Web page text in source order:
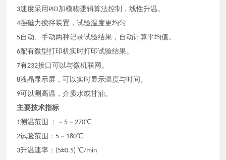
3速度采用PID加模糊逻辑算法控制，线性升温。
4强磁力搅拌装置，试验温度更均匀
5自动、手动两种记录试验结果，自动计算平均值。
6配有微型打印机实时打印试验结果。
7有232接口可以与微机联网。
8液晶显示屏，可以实时显示温度与时间。
9可以测高温，介质水或甘油。
主要技术指标
1测温范围 ：－5－270℃
2试验范围：5－180℃
3升温速率：(5±0.5) ℃/min